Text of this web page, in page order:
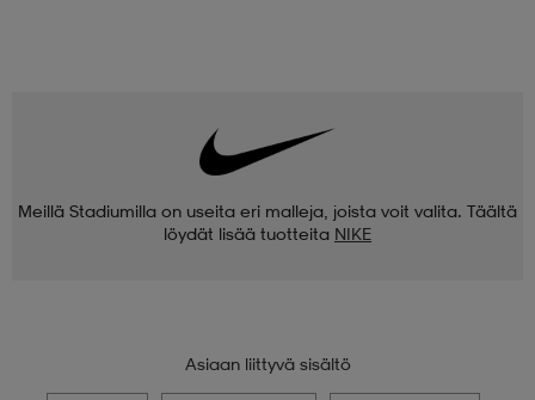
Meillä Stadiumilla on useita eri malleja, joista voit valita. Täältä
löydät lisää tuotteita NIKE
Asiaan liittyvä sisältö